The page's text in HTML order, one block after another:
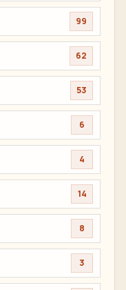
99
62
53
6
4
14
8
3